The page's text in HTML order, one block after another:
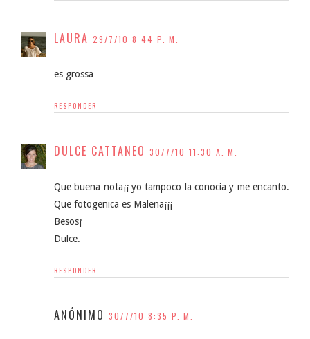
LAURA 29/7/10 8:44 P. M.
es grossa
RESPONDER
DULCE CATTANEO 30/7/10 11:30 A. M.
Que buena nota¡¡ yo tampoco la conocia y me encanto.
Que fotogenica es Malena¡¡¡
Besos¡
Dulce.
RESPONDER
ANÓNIMO 30/7/10 8:35 P. M.